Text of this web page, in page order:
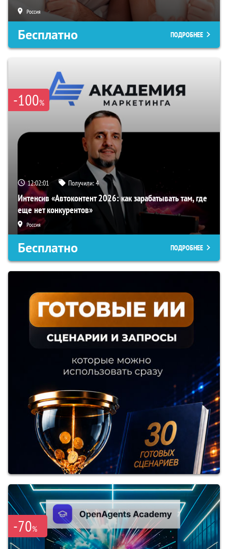
Россия
Бесплатно ПОДРОБНЕЕ
-100%
12:02:00 Получили:4
Интенсив «Автоконтент 2026: как зарабатывать там, где
еще нет конкурентов»
Россия
Бесплатно ПОДРОБНЕЕ
-70%